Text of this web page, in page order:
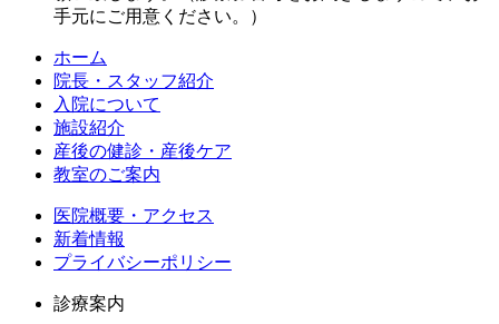
手元にご用意ください。）
ホーム
院長・スタッフ紹介
入院について
施設紹介
産後の健診・産後ケア
教室のご案内
医院概要・アクセス
新着情報
プライバシーポリシー
診療案内